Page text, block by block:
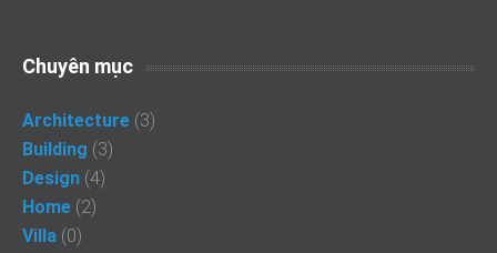
Chuyên mục
Architecture (3)
Building (3)
Design (4)
Home (2)
Villa (0)